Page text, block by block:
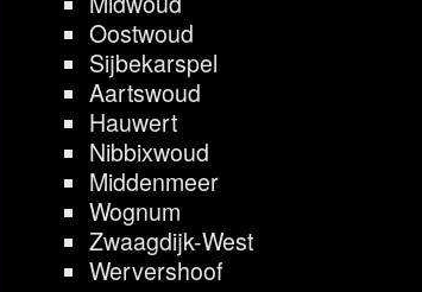
Oostwoud
Sijbekarspel
Aartswoud
Hauwert
Nibbixwoud
Middenmeer
Wognum
Zwaagdijk-West
Wervershoof